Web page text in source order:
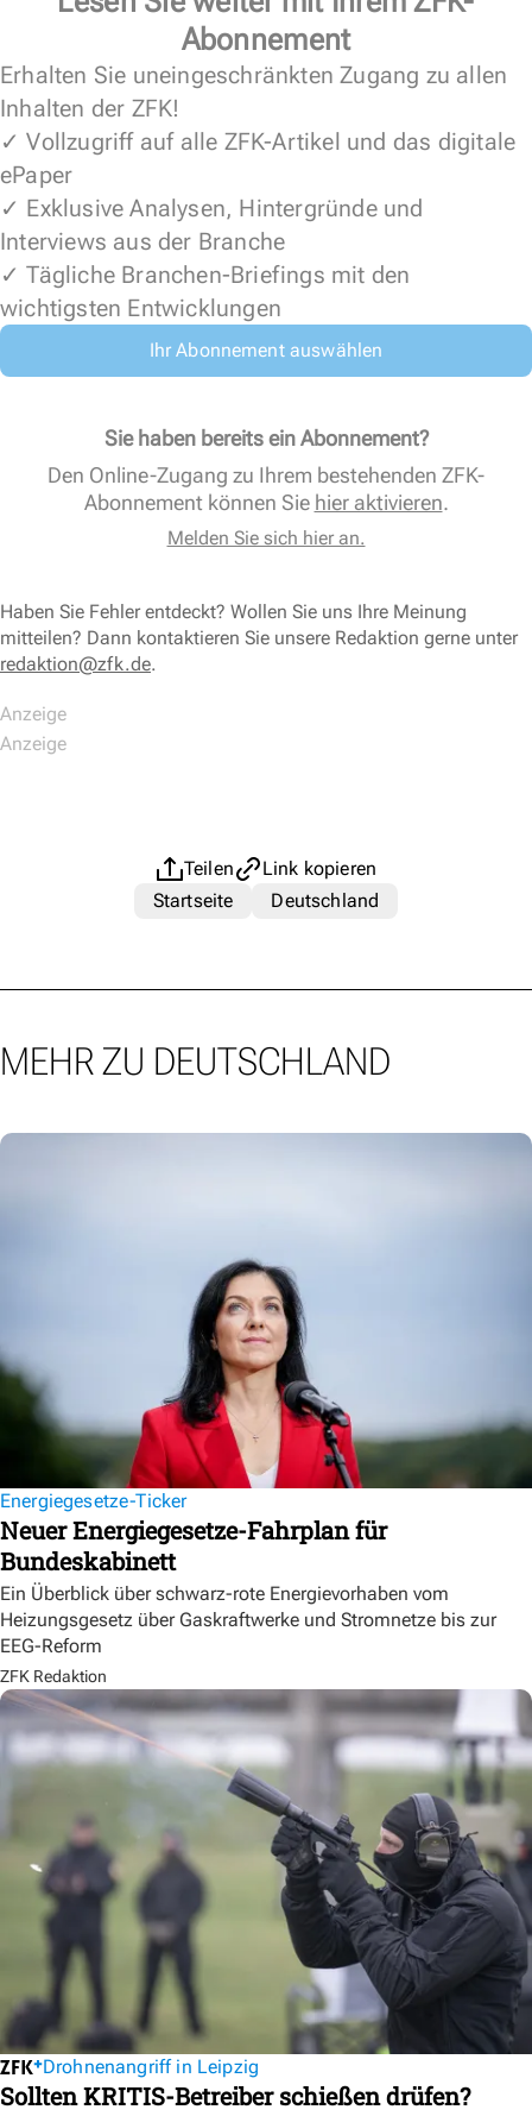
Abonnement
Erhalten Sie uneingeschränkten Zugang zu allen
Inhalten der ZFK!
✓ Vollzugriff auf alle ZFK-Artikel und das digitale
ePaper
✓ Exklusive Analysen, Hintergründe und
Interviews aus der Branche
✓ Tägliche Branchen-Briefings mit den
wichtigsten Entwicklungen
Ihr Abonnement auswählen
Sie haben bereits ein Abonnement?
Den Online-Zugang zu Ihrem bestehenden ZFK-
Abonnement können Sie hier aktivieren.
Melden Sie sich hier an.
Haben Sie Fehler entdeckt? Wollen Sie uns Ihre Meinung
mitteilen? Dann kontaktieren Sie unsere Redaktion gerne unter
redaktion@zfk.de.
Teilen
Link kopieren
Startseite
Deutschland
MEHR ZU DEUTSCHLAND
Energiegesetze-Ticker
Neuer Energiegesetze-Fahrplan für
Bundeskabinett
Ein Überblick über schwarz-rote Energievorhaben vom
Heizungsgesetz über Gaskraftwerke und Stromnetze bis zur
EEG-Reform
ZFK Redaktion
Drohnenangriff in Leipzig
Sollten KRITIS-Betreiber schießen drüfen?